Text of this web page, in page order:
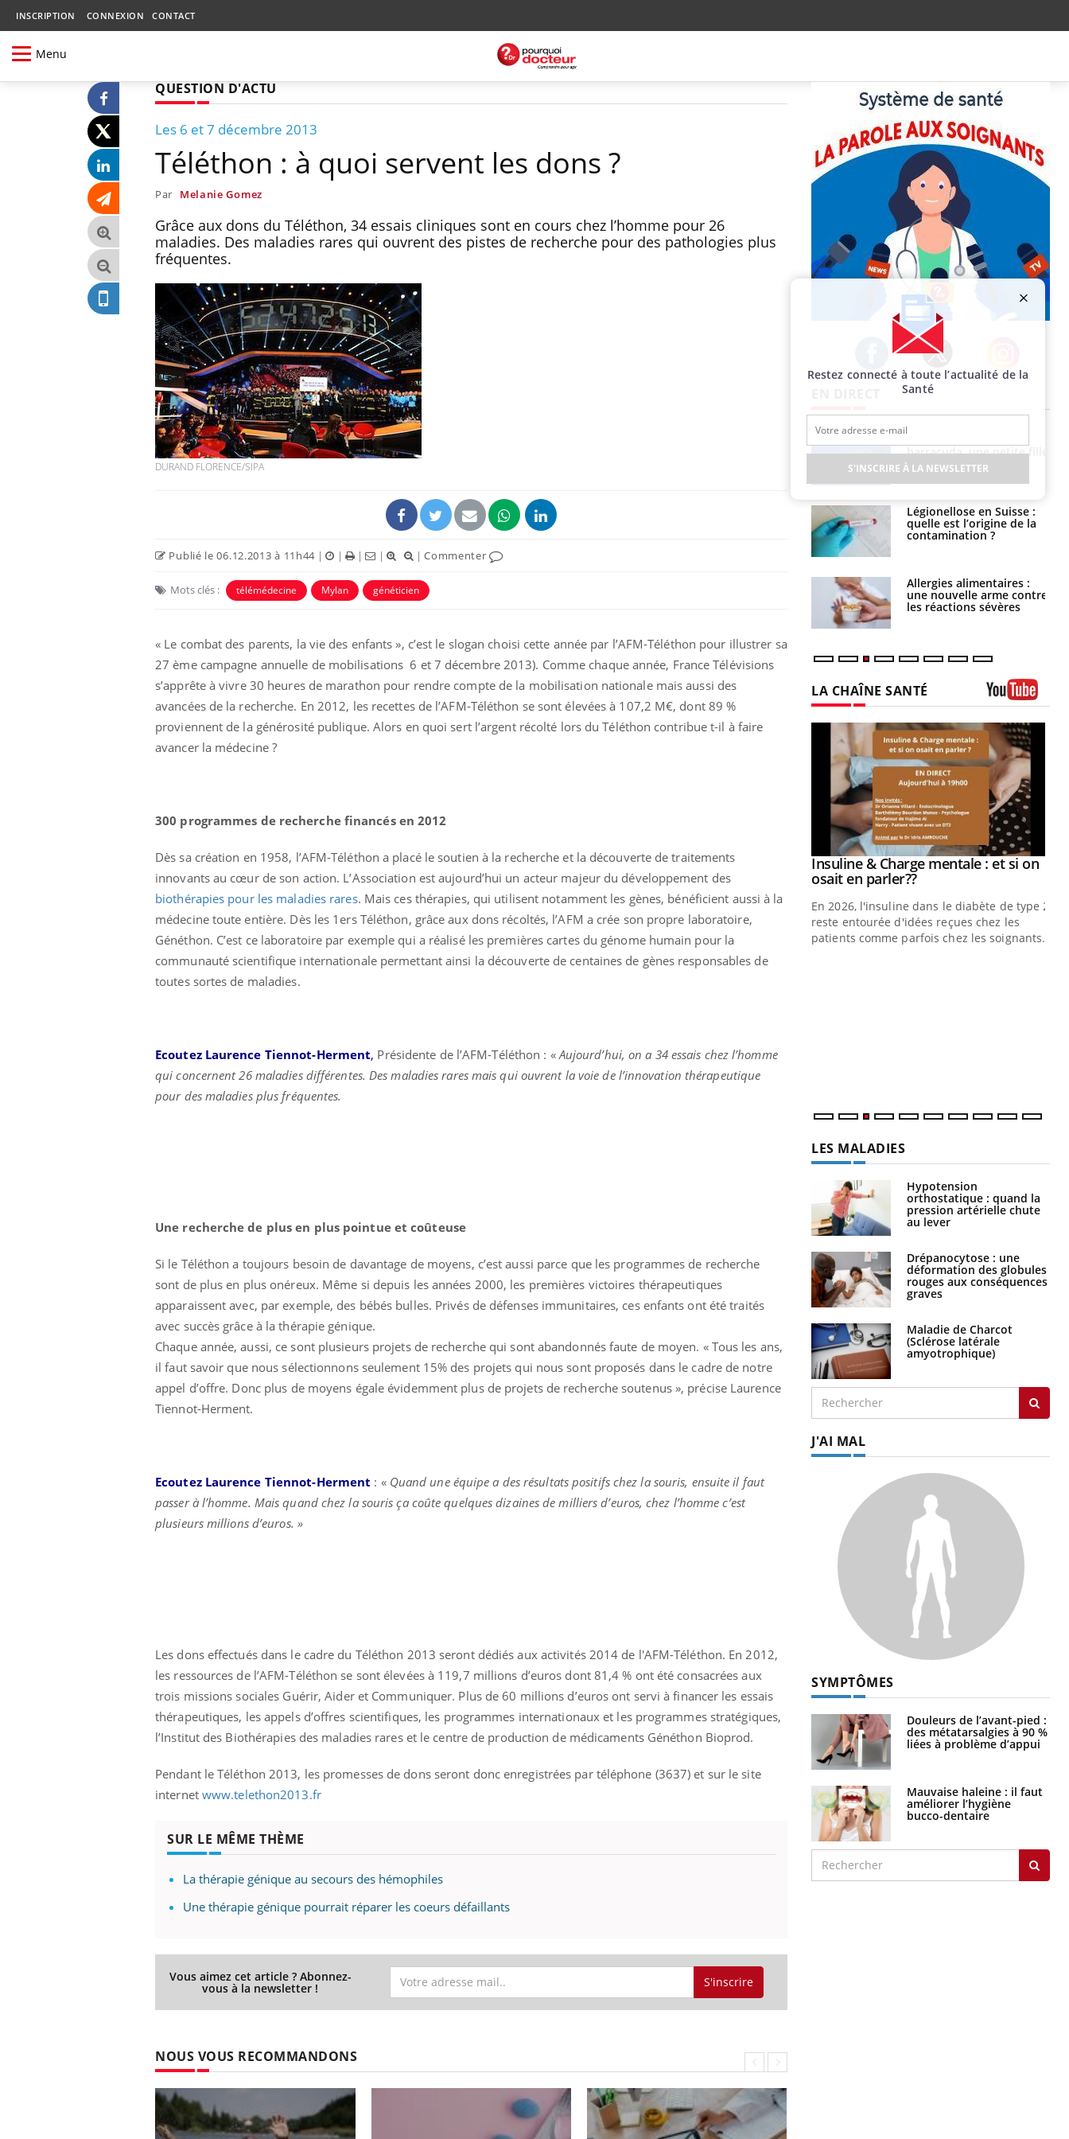
INSCRIPTION CONNEXION CONTACT
Menu
QUESTION D'ACTU
Les 6 et 7 décembre 2013
Téléthon : à quoi servent les dons ?
Par Melanie Gomez
Grâce aux dons du Téléthon, 34 essais cliniques sont en cours chez l’homme pour 26
maladies. Des maladies rares qui ouvrent des pistes de recherche pour des pathologies plus
fréquentes.
DURAND FLORENCE/SIPA
Publié le 06.12.2013 à 11h44 | | | | |Commenter
Mots clés : télémédecine Mylan généticien
« Le combat des parents, la vie des enfants », c’est le slogan choisi cette année par l’AFM-Téléthon pour illustrer sa
27 ème campagne annuelle de mobilisations 6 et 7 décembre 2013). Comme chaque année, France Télévisions
s’apprête à vivre 30 heures de marathon pour rendre compte de la mobilisation nationale mais aussi des
avancées de la recherche. En 2012, les recettes de l’AFM-Téléthon se sont élevées à 107,2 M€, dont 89 %
proviennent de la générosité publique. Alors en quoi sert l’argent récolté lors du Téléthon contribue t-il à faire
avancer la médecine ?
300 programmes de recherche financés en 2012
Dès sa création en 1958, l’AFM-Téléthon a placé le soutien à la recherche et la découverte de traitements
innovants au cœur de son action. L’Association est aujourd’hui un acteur majeur du développement des
biothérapies pour les maladies rares. Mais ces thérapies, qui utilisent notamment les gènes, bénéficient aussi à la
médecine toute entière. Dès les 1ers Téléthon, grâce aux dons récoltés, l’AFM a crée son propre laboratoire,
Généthon. C’est ce laboratoire par exemple qui a réalisé les premières cartes du génome humain pour la
communauté scientifique internationale permettant ainsi la découverte de centaines de gènes responsables de
toutes sortes de maladies.
Ecoutez Laurence Tiennot-Herment, Présidente de l’AFM-Téléthon : « Aujourd’hui, on a 34 essais chez l’homme
qui concernent 26 maladies différentes. Des maladies rares mais qui ouvrent la voie de l’innovation thérapeutique
pour des maladies plus fréquentes.
Une recherche de plus en plus pointue et coûteuse
Si le Téléthon a toujours besoin de davantage de moyens, c’est aussi parce que les programmes de recherche
sont de plus en plus onéreux. Même si depuis les années 2000, les premières victoires thérapeutiques
apparaissent avec, par exemple, des bébés bulles. Privés de défenses immunitaires, ces enfants ont été traités
avec succès grâce à la thérapie génique.
Chaque année, aussi, ce sont plusieurs projets de recherche qui sont abandonnés faute de moyen. « Tous les ans,
il faut savoir que nous sélectionnons seulement 15% des projets qui nous sont proposés dans le cadre de notre
appel d’offre. Donc plus de moyens égale évidemment plus de projets de recherche soutenus », précise Laurence
Tiennot-Herment.
Ecoutez Laurence Tiennot-Herment : « Quand une équipe a des résultats positifs chez la souris, ensuite il faut
passer à l’homme. Mais quand chez la souris ça coûte quelques dizaines de milliers d’euros, chez l’homme c’est
plusieurs millions d’euros. »
Les dons effectués dans le cadre du Téléthon 2013 seront dédiés aux activités 2014 de l'AFM-Téléthon. En 2012,
les ressources de l’AFM-Téléthon se sont élevées à 119,7 millions d’euros dont 81,4 % ont été consacrées aux
trois missions sociales Guérir, Aider et Communiquer. Plus de 60 millions d’euros ont servi à financer les essais
thérapeutiques, les appels d’offres scientifiques, les programmes internationaux et les programmes stratégiques,
l’Institut des Biothérapies des maladies rares et le centre de production de médicaments Généthon Bioprod.
Pendant le Téléthon 2013, les promesses de dons seront donc enregistrées par téléphone (3637) et sur le site
internet www.telethon2013.fr
SUR LE MÊME THÈME
La thérapie génique au secours des hémophiles
Une thérapie génique pourrait réparer les coeurs défaillants
Vous aimez cet article ? Abonnez-
vous à la newsletter ! S'inscrire
NOUS VOUS RECOMMANDONS
Facebook Twitter Instagram
Le Viagra pourrait-il
freiner la propagation du
cancer ?
barracuda, une petite fille
secourue grâce à un
réflexe essentiel
Légionellose en Suisse :
quelle est l’origine de la
contamination ?
Allergies alimentaires :
une nouvelle arme contre
les réactions sévères
LA CHAÎNE SANTÉ
Youtube
Eczéma Chronique des Mains :
expliquer ma maladieYoutube
Il y a des sujets qui sont faciles à aborder...
d'autres non ! D'un côté, poser des
questions sur la maladie d'un proche c'est
montrer ...
...
Youtube
Insuline & Charge mentale : et si on
osait en parler??Youtube
En 2026, l'insuline dans le diabète de type 2
reste entourée d'idées reçues chez les
patients comme parfois chez les soignants.
LES MALADIES
Hypotension
orthostatique : quand la
pression artérielle chute
au lever
Drépanocytose : une
déformation des globules
rouges aux conséquences
graves
Maladie de Charcot
(Sclérose latérale
amyotrophique)
J'AI MAL
SYMPTÔMES
Douleurs de l’avant-pied :
des métatarsalgies à 90 %
liées à problème d’appui
Mauvaise haleine : il faut
améliorer l’hygiène
bucco-dentaire
Restez connecté à toute l’actualité de la
Santé
S'INSCRIRE À LA NEWSLETTER